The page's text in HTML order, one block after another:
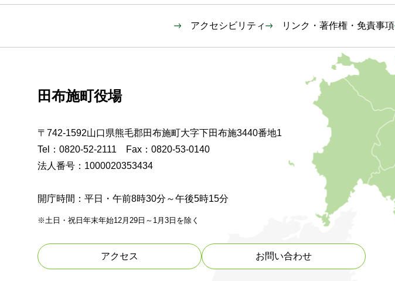
アクセシビリティ リンク・著作権・免責事項
田布施町役場
〒742-1592山口県熊毛郡田布施町大字下田布施3440番地1
Tel：0820-52-2111 Fax：0820-53-0140
法人番号：1000020353434
開庁時間：平日・午前8時30分～午後5時15分
※土日・祝日年末年始12月29日～1月3日を除く
アクセス お問い合わせ